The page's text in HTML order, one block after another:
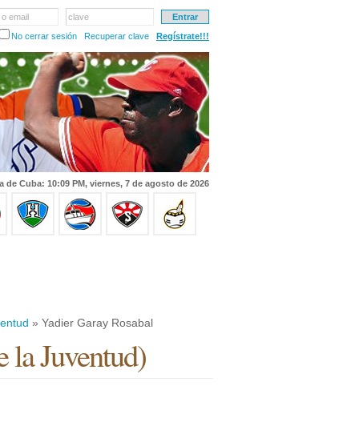
email
clave
No cerrar sesión
Recuperar clave Regístrate!!!
de Cuba: 10:09 PM, viernes, 7 de agosto de 2026
» Yadier Garay Rosabal
la Juventud)